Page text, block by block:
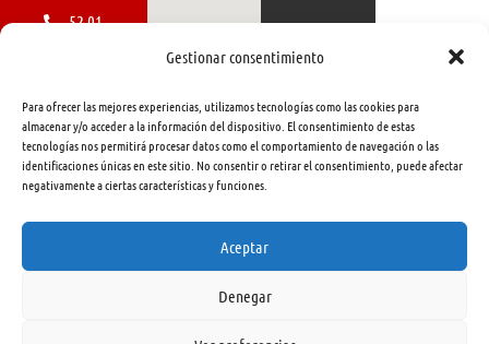
Gestionar consentimiento
Para ofrecer las mejores experiencias, utilizamos tecnologías como las cookies para
almacenar y/o acceder a la información del dispositivo. El consentimiento de estas
tecnologías nos permitirá procesar datos como el comportamiento de navegación o las
identificaciones únicas en este sitio. No consentir o retirar el consentimiento, puede afectar
negativamente a ciertas características y funciones.
Aceptar
Denegar
52 01
462
415
info@libreriapraga.com
Gracia,